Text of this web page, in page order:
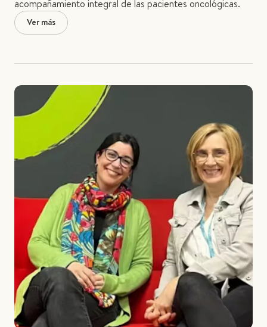
acompañamiento integral de las pacientes oncológicas.
Ver más